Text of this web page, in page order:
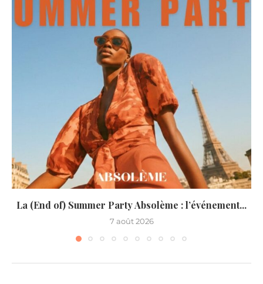
La (End of) Summer Party Absolème : l’événement...
7 août 2026